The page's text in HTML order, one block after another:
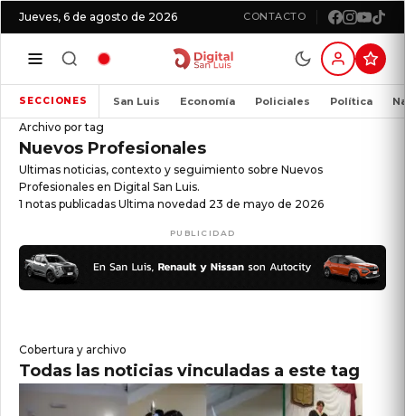
Jueves, 6 de agosto de 2026 CONTACTO
SECCIONES San Luis Economía Policiales Política
Archivo por tag
Nuevos Profesionales
Ultimas noticias, contexto y seguimiento sobre Nuevos
Profesionales en Digital San Luis.
1 notas publicadas Ultima novedad 23 de mayo de 2026
PUBLICIDAD
Cobertura y archivo
Todas las noticias vinculadas a este tag